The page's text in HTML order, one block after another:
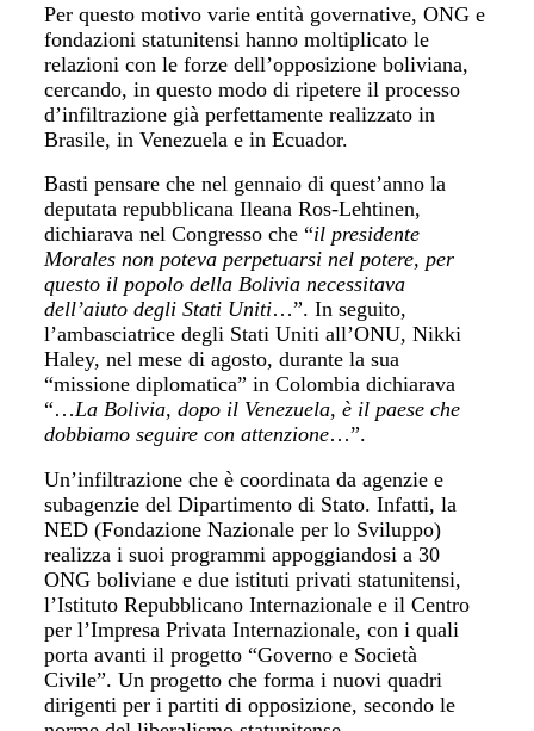
Per questo motivo varie entità governative, ONG e
fondazioni statunitensi hanno moltiplicato le
relazioni con le forze dell’opposizione boliviana,
cercando, in questo modo di ripetere il processo
d’infiltrazione già perfettamente realizzato in
Brasile, in Venezuela e in Ecuador.
Basti pensare che nel gennaio di quest’anno la
deputata repubblicana Ileana Ros-Lehtinen,
dichiarava nel Congresso che “il presidente
Morales non poteva perpetuarsi nel potere, per
questo il popolo della Bolivia necessitava
dell’aiuto degli Stati Uniti…”. In seguito,
l’ambasciatrice degli Stati Uniti all’ONU, Nikki
Haley, nel mese di agosto, durante la sua
“missione diplomatica” in Colombia dichiarava
“…La Bolivia, dopo il Venezuela, è il paese che
dobbiamo seguire con attenzione…”.
Un’infiltrazione che è coordinata da agenzie e
subagenzie del Dipartimento di Stato. Infatti, la
NED (Fondazione Nazionale per lo Sviluppo)
realizza i suoi programmi appoggiandosi a 30
ONG boliviane e due istituti privati statunitensi,
l’Istituto Repubblicano Internazionale e il Centro
per l’Impresa Privata Internazionale, con i quali
porta avanti il progetto “Governo e Società
Civile”. Un progetto che forma i nuovi quadri
dirigenti per i partiti di opposizione, secondo le